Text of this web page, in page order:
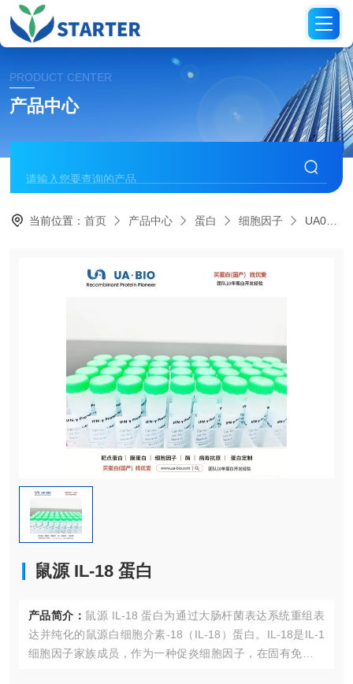
PRODUCT CENTER
产品中心
当前位置：首页 产品中心 蛋白 细胞因子 UA040195鼠源 IL-18 蛋白
鼠源 IL-18 蛋白
产品简介： 鼠源 IL-18 蛋白为通过大肠杆菌表达系统重组表
达并纯化的鼠源白细胞介素-18（IL-18）蛋白。IL-18是IL-1
细胞因子家族成员，作为一种促炎细胞因子，在固有免疫和